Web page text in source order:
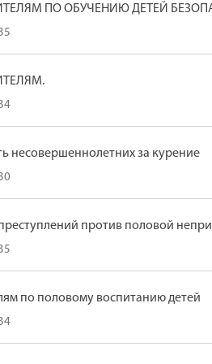
ПО ОБУЧЕНИЮ ДЕТЕЙ
несовершеннолетних за курение
против половой
по половому воспитанию детей